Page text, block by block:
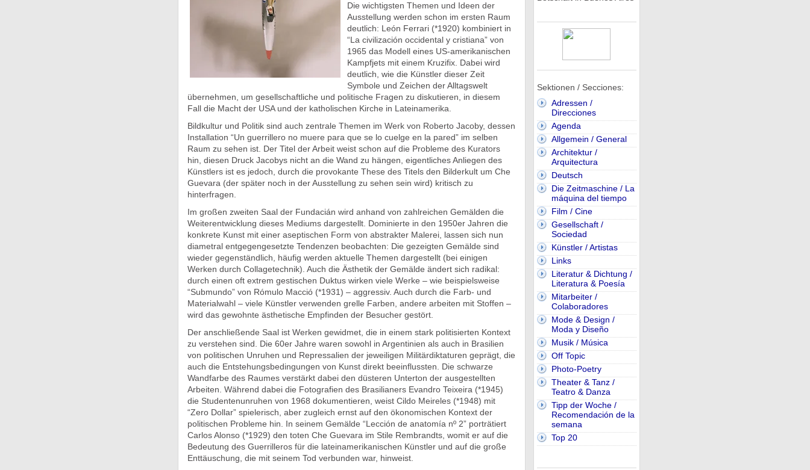
Die wichtigsten Themen und Ideen der
Ausstellung werden schon im ersten Raum
deutlich: León Ferrari (*1920) kombiniert in
“La civilización occidental y cristiana” von
1965 das Modell eines US-amerikanischen
Kampfjets mit einem Kruzifix. Dabei wird
deutlich, wie die Künstler dieser Zeit
Symbole und Zeichen der Alltagswelt
übernehmen, um gesellschaftliche und politische Fragen zu diskutieren, in diesem
Fall die Macht der USA und der katholischen Kirche in Lateinamerika.
Bildkultur und Politik sind auch zentrale Themen im Werk von Roberto Jacoby, dessen
Installation “Un guerrillero no muere para que se lo cuelge en la pared” im selben
Raum zu sehen ist. Der Titel der Arbeit weist schon auf die Probleme des Kurators
hin, diesen Druck Jacobys nicht an die Wand zu hängen, eigentliches Anliegen des
Künstlers ist es jedoch, durch die provokante These des Titels den Bilderkult um Che
Guevara (der später noch in der Ausstellung zu sehen sein wird) kritisch zu
hinterfragen.
Im großen zweiten Saal der Fundacián wird anhand von zahlreichen Gemälden die
Weiterentwicklung dieses Mediums dargestellt. Dominierte in den 1950er Jahren die
konkrete Kunst mit einer aseptischen Form von abstrakter Malerei, lassen sich nun
diametral entgegengesetzte Tendenzen beobachten: Die gezeigten Gemälde sind
wieder gegenständlich, häufig werden aktuelle Themen dargestellt (bei einigen
Werken durch Collagetechnik). Auch die Ästhetik der Gemälde ändert sich radikal:
durch einen oft extrem gestischen Duktus wirken viele Werke – wie beispielsweise
“Submundo” von Rómulo Macció (*1931) – aggressiv. Auch durch die Farb- und
Materialwahl – viele Künstler verwenden grelle Farben, andere arbeiten mit Stoffen –
wird das gewohnte ästhetische Empfinden der Besucher gestört.
Der anschließende Saal ist Werken gewidmet, die in einem stark politisierten Kontext
zu verstehen sind. Die 60er Jahre waren sowohl in Argentinien als auch in Brasilien
von politischen Unruhen und Repressalien der jeweiligen Militärdiktaturen geprägt, die
auch die Entstehungsbedingungen von Kunst direkt beeinflussten. Die schwarze
Wandfarbe des Raumes verstärkt dabei den düsteren Unterton der ausgestellten
Arbeiten. Während dabei die Fotografien des Brasilianers Evandro Teixeira (*1945)
die Studentenunruhen von 1968 dokumentieren, weist Cildo Meireles (*1948) mit
“Zero Dollar” spielerisch, aber zugleich ernst auf den ökonomischen Kontext der
politischen Probleme hin. In seinem Gemälde “Lección de anatomía nº 2” porträtiert
Carlos Alonso (*1929) den toten Che Guevara im Stile Rembrandts, womit er auf die
Bedeutung des Guerrilleros für die lateinamerikanischen Künstler und auf die große
Enttäuschung, die mit seinem Tod verbunden war, hinweist.
Sektionen / Secciones:
Adressen /
Direcciones
Agenda
Allgemein / General
Architektur /
Arquitectura
Deutsch
Die Zeitmaschine / La
máquina del tiempo
Film / Cine
Gesellschaft /
Sociedad
Künstler / Artistas
Links
Literatur & Dichtung /
Literatura & Poesía
Mitarbeiter /
Colaboradores
Mode & Design /
Moda y Diseño
Musik / Música
Off Topic
Photo-Poetry
Theater & Tanz /
Teatro & Danza
Tipp der Woche /
Recomendación de la
semana
Top 20